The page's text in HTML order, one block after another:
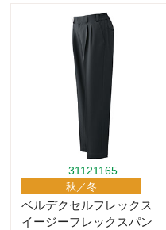
31121165
秋／冬
ベルデクセルフレックス
イージーフレックスパン